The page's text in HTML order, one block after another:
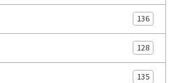
136
128
135